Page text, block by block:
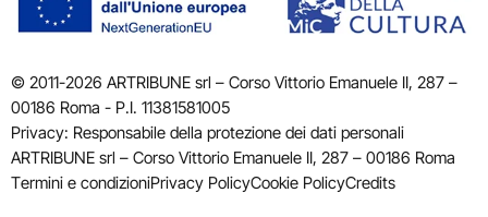
© 2011-2026 ARTRIBUNE srl – Corso Vittorio Emanuele II, 287 –
00186 Roma - P.I. 11381581005
Privacy: Responsabile della protezione dei dati personali
ARTRIBUNE srl – Corso Vittorio Emanuele II, 287 – 00186 Roma
Termini e condizioniPrivacy PolicyCookie PolicyCredits